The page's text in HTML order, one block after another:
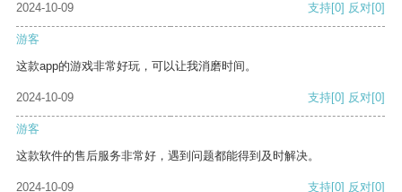
2024-10-09
支持[0] 反对[0]
游客
这款app的游戏非常好玩，可以让我消磨时间。
2024-10-09 支持[0] 反对[0]
游客
这款软件的售后服务非常好，遇到问题都能得到及时解决。
2024-10-09 支持[0] 反对[0]